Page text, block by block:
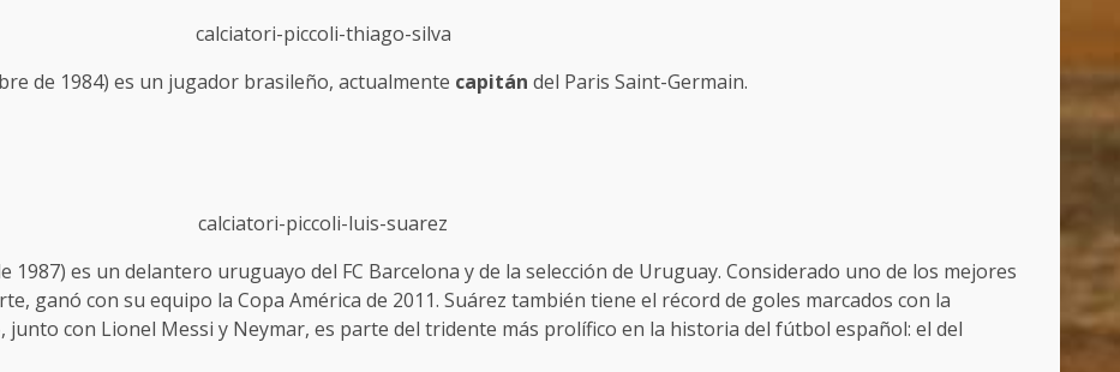
de 1984) es un jugador brasileño, actualmente capitán del Paris Saint-Germain.
1987) es un delantero uruguayo del FC Barcelona y de la selección de Uruguay. Considerado uno de los mejores
ganó con su equipo la Copa América de 2011. Suárez también tiene el récord de goles marcados con la
junto con Lionel Messi y Neymar, es parte del tridente más prolífico en la historia del fútbol español: el del